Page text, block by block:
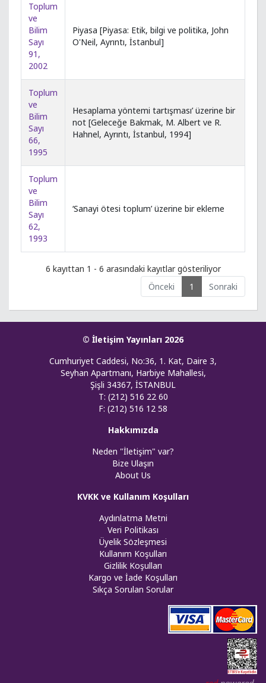
Toplum
ve
Bilim
Sayı
91,
2002
Piyasa [Piyasa: Etik, bilgi ve politika, John
O'Neil, Ayrıntı, İstanbul]
Toplum
ve
Bilim
Sayı
66,
1995
Hesaplama yöntemi tartışması’ üzerine bir
not [Geleceğe Bakmak, M. Albert ve R.
Hahnel, Ayrıntı, İstanbul, 1994]
Toplum
ve
Bilim
Sayı
62,
1993
‘Sanayi ötesi toplum’ üzerine bir ekleme
6 kayıttan 1 - 6 arasındaki kayıtlar gösteriliyor
Önceki
1 Sonraki
© İletişim Yayınları 2026
Cumhuriyet Caddesi, No:36, 1. Kat, Daire 3,
Seyhan Apartmanı, Harbiye Mahallesi,
Şişli 34367, İSTANBUL
T: (212) 516 22 60
F: (212) 516 12 58
Hakkımızda
Neden "İletişim" var?
Bize Ulaşın
About Us
KVKK ve Kullanım Koşulları
Aydınlatma Metni
Veri Politikası
Üyelik Sözleşmesi
Kullanım Koşulları
Gizlilik Koşulları
Kargo ve İade Koşulları
Sıkça Sorulan Sorular
Web